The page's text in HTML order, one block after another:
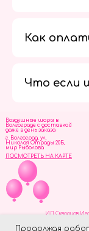
Продолжая
Как
Что если
Воздушные шары в
Волгограде с доставкой
даже в день заказа
г. Волгоград, ул.
Николая Отрады 20Б,
мир Рыболова
ПОСМОТРЕТЬ НА КАРТЕ
ИП Скворцов